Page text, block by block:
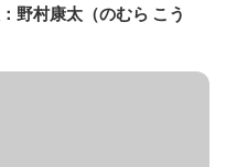
野村康太（のむら こう